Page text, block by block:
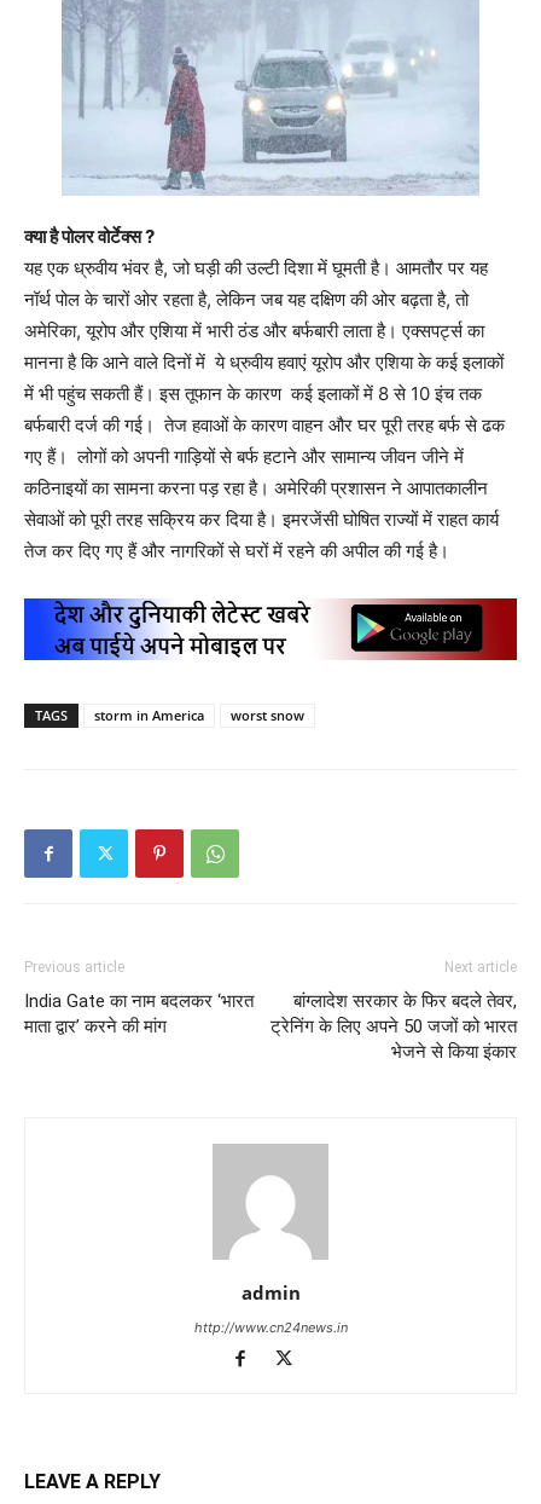
क्या है पोलर वोर्टेक्स ?
यह एक ध्रुवीय भंवर है, जो घड़ी की उल्टी दिशा में घूमती है। आमतौर पर यह
नॉर्थ पोल के चारों ओर रहता है, लेकिन जब यह दक्षिण की ओर बढ़ता है, तो
अमेरिका, यूरोप और एशिया में भारी ठंड और बर्फबारी लाता है। एक्सपर्ट्स का
मानना है कि आने वाले दिनों में ये ध्रुवीय हवाएं यूरोप और एशिया के कई इलाकों
में भी पहुंच सकती हैं। इस तूफान के कारण कई इलाकों में 8 से 10 इंच तक
बर्फबारी दर्ज की गई। तेज हवाओं के कारण वाहन और घर पूरी तरह बर्फ से ढक
गए हैं। लोगों को अपनी गाड़ियों से बर्फ हटाने और सामान्य जीवन जीने में
कठिनाइयों का सामना करना पड़ रहा है। अमेरिकी प्रशासन ने आपातकालीन
सेवाओं को पूरी तरह सक्रिय कर दिया है। इमरजेंसी घोषित राज्यों में राहत कार्य
तेज कर दिए गए हैं और नागरिकों से घरों में रहने की अपील की गई है।
TAGS storm in America worst snow
Previous article
India Gate का नाम बदलकर ‘भारत
माता द्वार’ करने की मांग
Next article
बांग्लादेश सरकार के फिर बदले तेवर,
ट्रेनिंग के लिए अपने 50 जजों को भारत
भेजने से किया इंकार
admin
http://www.cn24news.in
LEAVE A REPLY